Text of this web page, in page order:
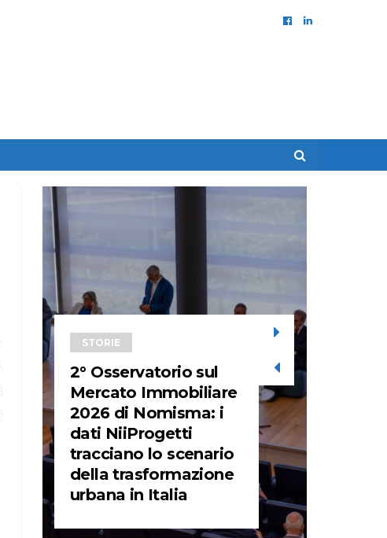
STORIE
2° Osservatorio sul
Mercato Immobiliare
2026 di Nomisma: i
dati NiiProgetti
tracciano lo scenario
della trasformazione
urbana in Italia